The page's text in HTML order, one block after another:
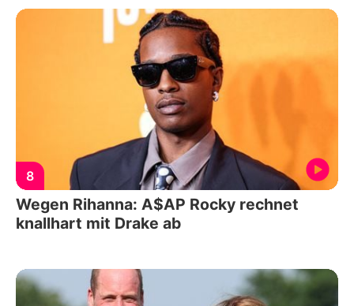
8
Wegen Rihanna: A$AP Rocky rechnet
knallhart mit Drake ab